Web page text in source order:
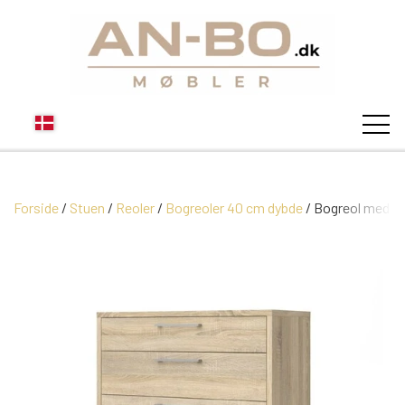
STUEN
MODUL SOFAER
MODUL SOFA DALLAS
SOFABORDE
VITRINER
SOVEVÆRELSE
Forside Stuen Reoler Bogreoler 40 cm dybde Bogreol med